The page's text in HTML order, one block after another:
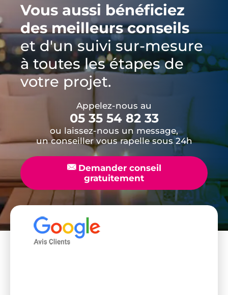
Vous aussi bénéficiez
des meilleurs conseils
et d'un suivi sur-mesure
à toutes les étapes de
votre projet.
Appelez-nous au
05 35 54 82 33
ou laissez-nous un message,
un conseiller vous rapelle sous 24h
📧Demander conseil
gratuitement